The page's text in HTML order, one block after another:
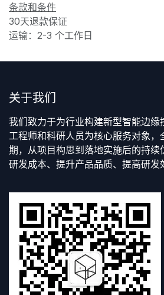
条款和条件
30天退款保证
运输：2-3 个工作日
关于我们
我们致力于为行业构建新型智能边缘
工程师和科研人员为核心服务对象，
期，从项目构思到落地实施后的持续
研发成本、提升产品品质、提高研发